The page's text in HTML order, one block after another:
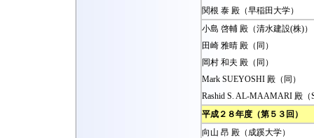
関根 泰 殿（早稲田大学）
小島 啓輔 殿（清水建設(株)）
田崎 雅晴 殿（同）
岡村 和夫 殿（同）
Mark SUEYOSHI 殿（同）
Rashid S. AL-MAAMARI 殿（
平成２８年度（第５３回）
向山 昂 殿（成蹊大学）